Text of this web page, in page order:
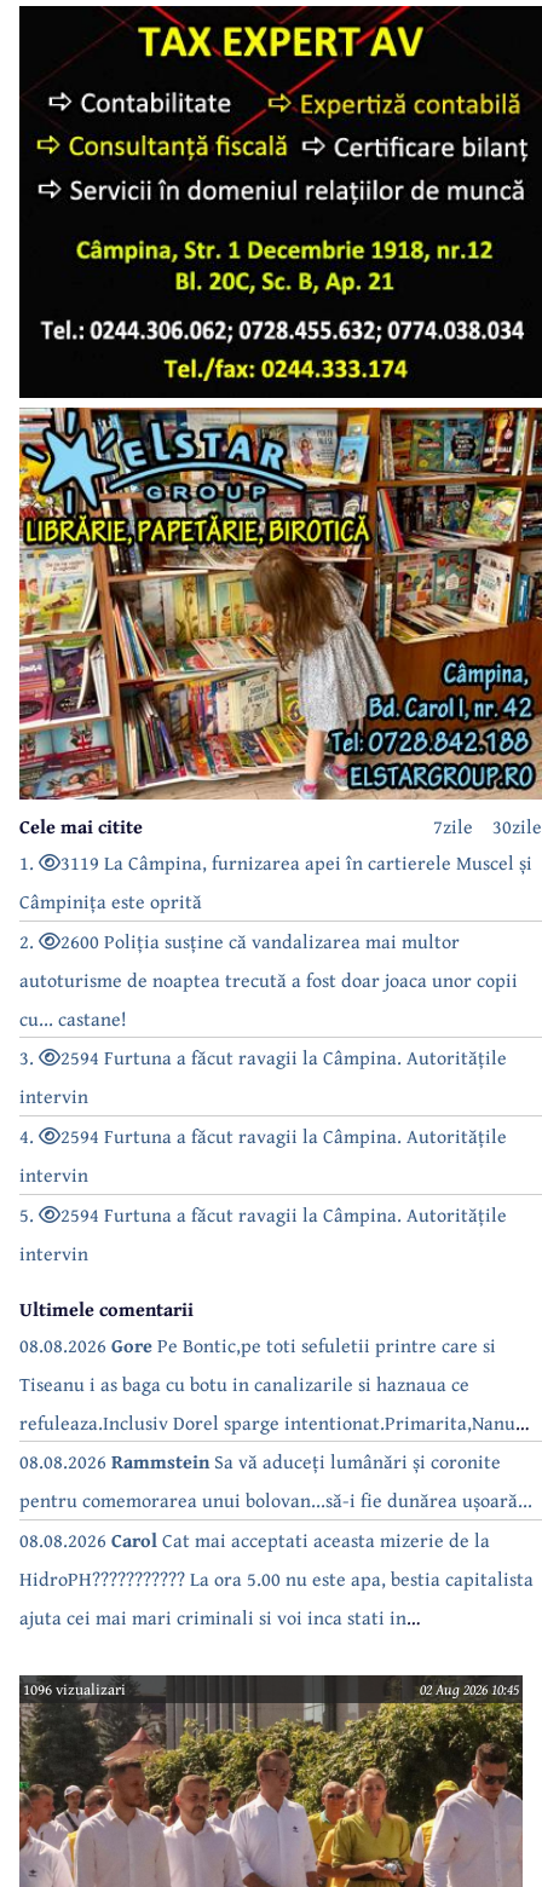
30zile
7zile
Cele mai citite
1.
3119 La Câmpina, furnizarea apei în cartierele Muscel și
Câmpinița este oprită
2.
2600 Poliția susține că vandalizarea mai multor
autoturisme de noaptea trecută a fost doar joaca unor copii
cu... castane!
3.
2594 Furtuna a făcut ravagii la Câmpina. Autoritățile
intervin
4.
2594 Furtuna a făcut ravagii la Câmpina. Autoritățile
intervin
5.
2594 Furtuna a făcut ravagii la Câmpina. Autoritățile
intervin
Ultimele comentarii
08.08.2026 GorePe Bontic,pe toti sefuletii printre care si
Tiseanu i as baga cu botu in canalizarile si haznaua ce
refuleaza.Inclusiv Dorel sparge intentionat.Primarita,Nanu
bea apa de la robinet.Asta as intreba o si pe Izabel Mitrea
08.08.2026 RammsteinSa vă aduceți lumânări și coronite
pentru comemorarea unui bolovan...să-i fie dunărea ușoară...
08.08.2026 CarolCat mai acceptati aceasta mizerie de la
HidroPH??????????? La ora 5.00 nu este apa, bestia capitalista
ajuta cei mai mari criminali si voi inca stati in
1096 vizualizari 02 Aug 2026 10:45